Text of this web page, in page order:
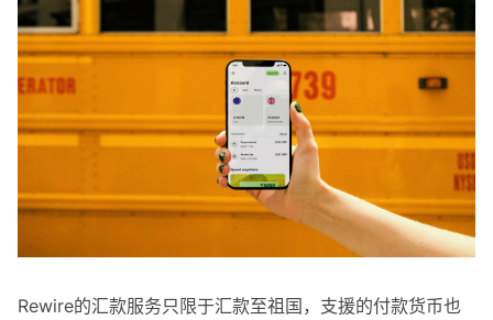
Rewire的汇款服务只限于汇款至祖国，支援的付款货币也